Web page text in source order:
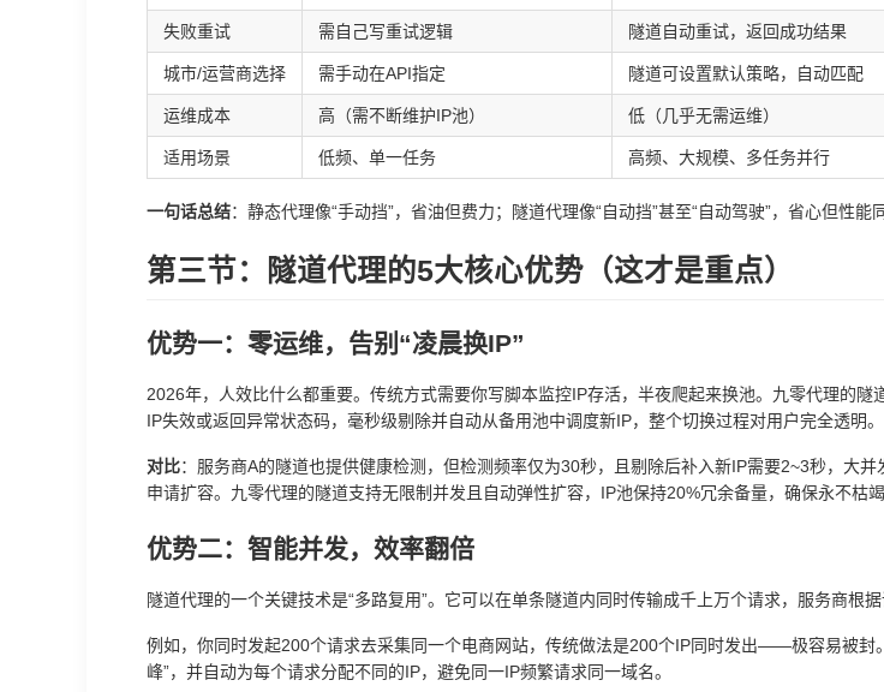
失败重试 需自己写重试逻辑 隧道自动重试，返回成功结果
城市/运营商选择 需手动在API指定 隧道可设置默认策略，自动匹配
运维成本 高（需不断维护IP池） 低（几乎无需运维）
适用场景 低频、单一任务 高频、大规模、多任务并行
一句话总结：静态代理像“手动挡”，省油但费力；隧道代理像“自动挡”甚至“自动驾驶”，省心但性能
第三节：隧道代理的5大核心优势（这才是重点）
优势一：零运维，告别“凌晨换IP”
2026年，人效比什么都重要。传统方式需要你写脚本监控IP存活，半夜爬起来换池。九零代理的隧
IP失效或返回异常状态码，毫秒级剔除并自动从备用池中调度新IP，整个切换过程对用户完全透明。
对比：服务商A的隧道也提供健康检测，但检测频率仅为30秒，且剔除后补入新IP需要2~3秒，大
申请扩容。九零代理的隧道支持无限制并发且自动弹性扩容，IP池保持20%冗余备量，确保永不枯竭
优势二：智能并发，效率翻倍
隧道代理的一个关键技术是“多路复用”。它可以在单条隧道内同时传输成千上万个请求，服务商根
例如，你同时发起200个请求去采集同一个电商网站，传统做法是200个IP同时发出——极容易被
峰”，并自动为每个请求分配不同的IP，避免同一IP频繁请求同一域名。